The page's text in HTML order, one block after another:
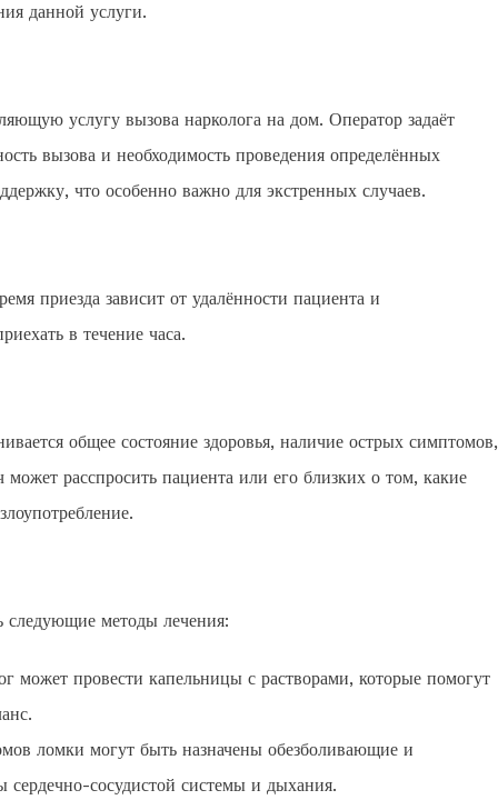
данной услуги.
услугу вызова нарколога на дом. Оператор задаёт
вызова и необходимость проведения определённых
что особенно важно для экстренных случаев.
приезда зависит от удалённости пациента и
в течение часа.
общее состояние здоровья, наличие острых симптомов,
расспросить пациента или его близких о том, какие
следующие методы лечения:
может провести капельницы с растворами, которые помогут
ломки могут быть назначены обезболивающие и
сердечно-сосудистой системы и дыхания.